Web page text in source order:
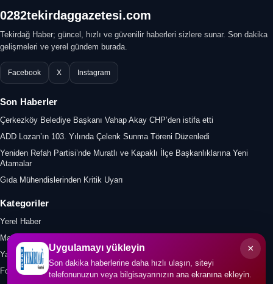
0282tekirdaggazetesi.com
Tekirdağ Haber; güncel, hızlı ve güvenilir haberleri sizlere sunar. Son dakika
gelişmeleri ve yerel gündem burada.
Facebook X Instagram
Son Haberler
Çerkezköy Belediye Başkanı Vahap Akay CHP’den istifa etti
ADD Lozan’ın 103. Yılında Çelenk Sunma Töreni Düzenledi
Yeniden Refah Partisi’nde Muratlı ve Kapaklı İlçe Başkanlıklarına Yeni
Atamalar
Gıda Mühendislerinden Kritik Uyarı
Kategoriler
Yerel Haber
Manşet
Yazar
Foto Galeri
×
Uygulamayı yükleyin
Son dakika haberlerine daha hızlı ulaşın, siteyi
telefonunuzun veya bilgisayarınızın ana ekranına ekleyin.